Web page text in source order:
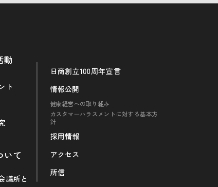
動
ト
いて
議所と
日商創立100周年宣言
情報公開
健康経営への取り組み
カスタマーハラスメントに対する基本方
針
採用情報
アクセス
所信